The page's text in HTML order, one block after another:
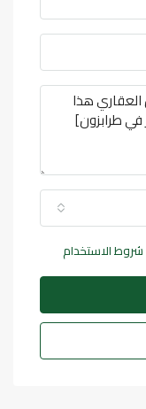
شروط الاستخدام